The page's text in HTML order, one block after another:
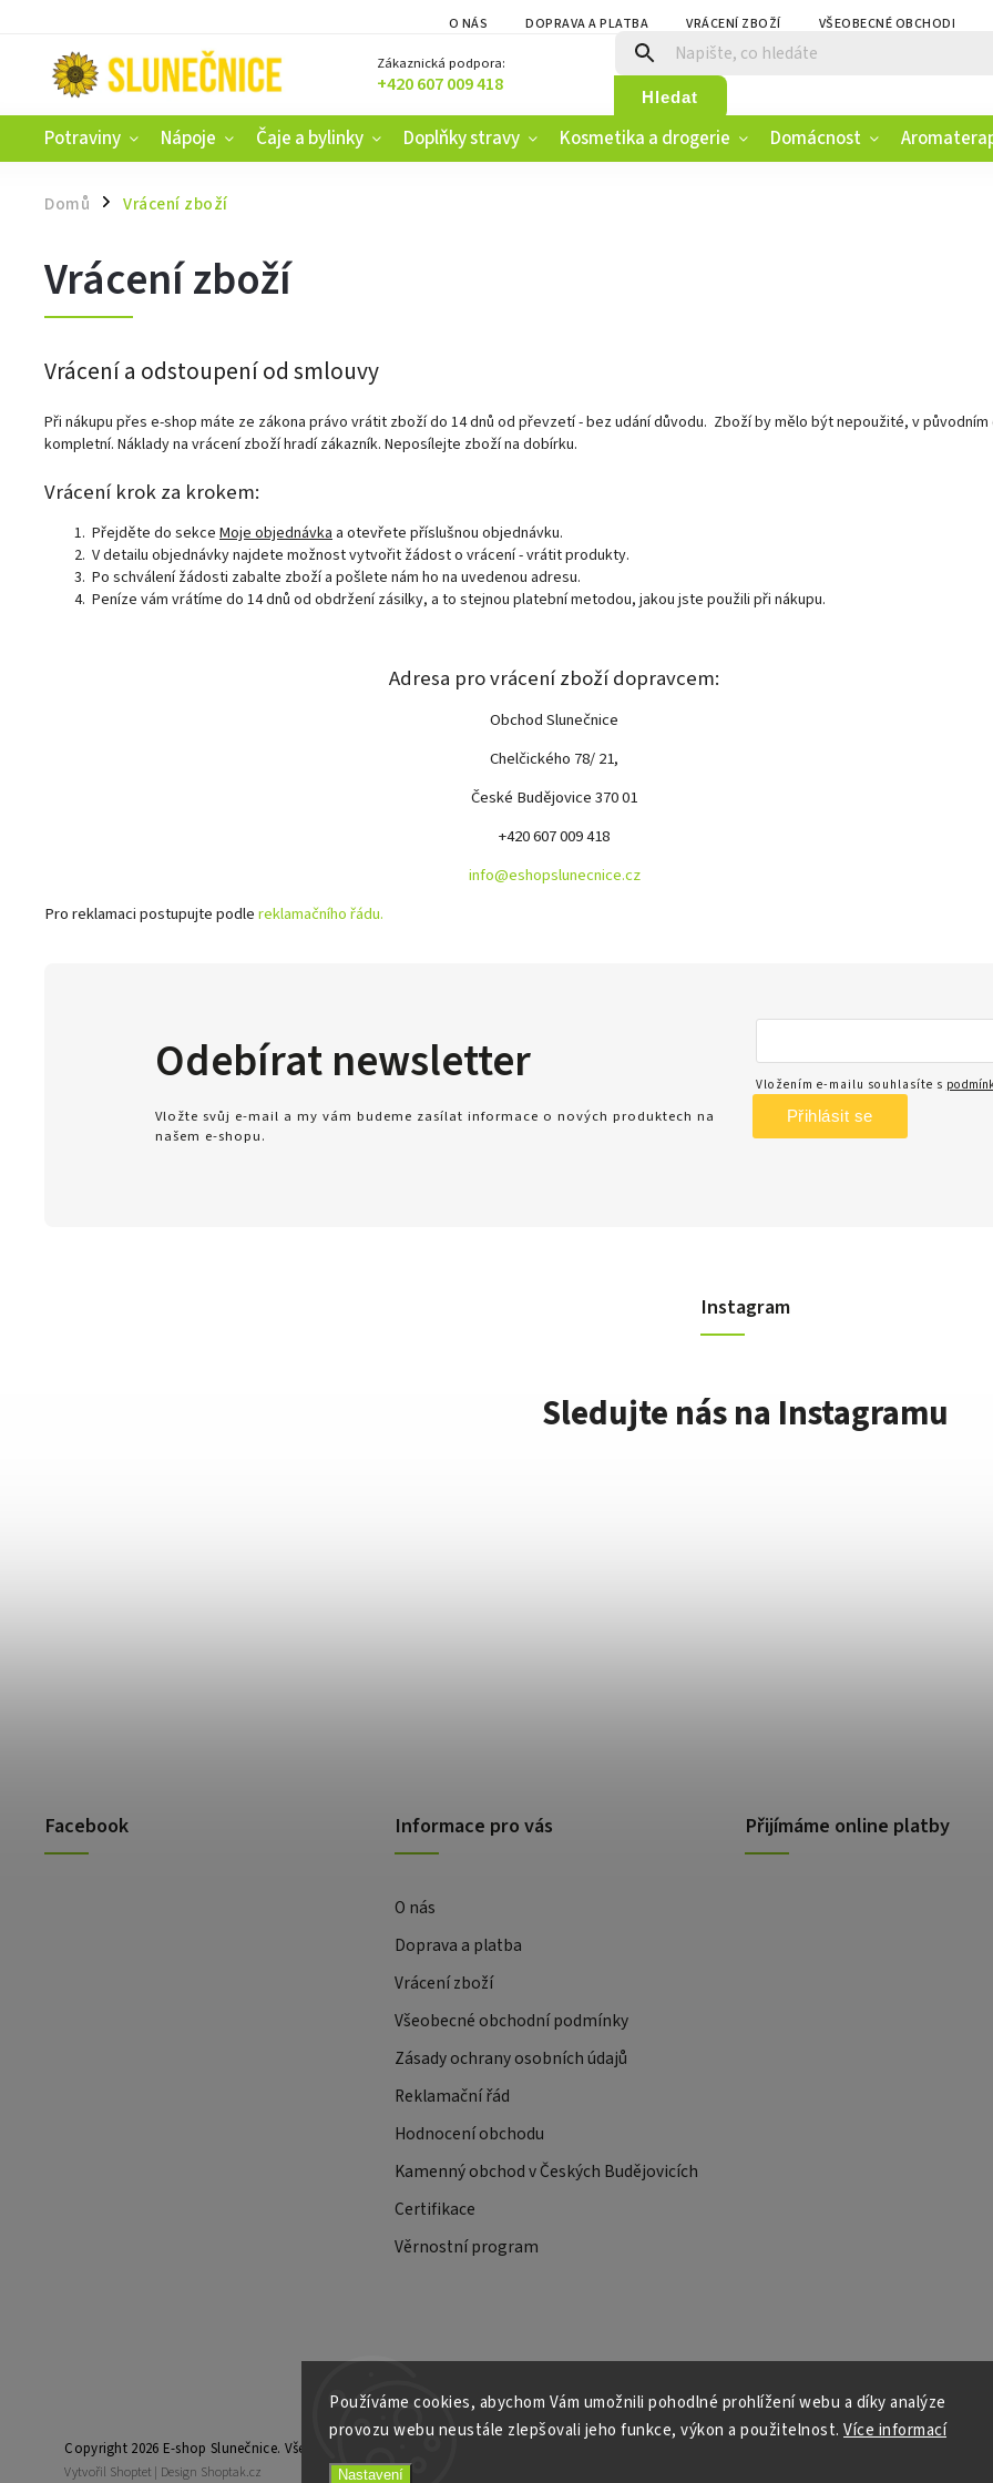
Používáme cookies, abychom Vám umožnili pohodlné prohlížení webu a díky analýze
provozu webu neustále zlepšovali jeho funkce, výkon a použitelnost. Více informací
Nastavení
O NÁS DOPRAVA A PLATBA VRÁCENÍ ZBOŽÍ VŠEOBECNÉ OBCHODNÍ
Zákaznická podpora:
+420 607 009 418 Hledat
Potraviny Nápoje Čaje a bylinky Doplňky stravy Kosmetika a drogerie Domácnost
Domů / Vrácení zboží
Vrácení zboží
Vrácení a odstoupení od smlouvy
Při nákupu přes e-shop máte ze zákona právo vrátit zboží do 14 dnů od převzetí - bez udání důvodu. Zboží by mělo být nepoužité, v původním
kompletní. Náklady na vrácení zboží hradí zákazník. Neposílejte zboží na dobírku.
Vrácení krok za krokem:
Přejděte do sekce Moje objednávka a otevřete příslušnou objednávku.
V detailu objednávky najdete možnost vytvořit žádost o vrácení - vrátit produkty.
Po schválení žádosti zabalte zboží a pošlete nám ho na uvedenou adresu.
Peníze vám vrátíme do 14 dnů od obdržení zásilky, a to stejnou platební metodou, jakou jste použili při nákupu.
Adresa pro vrácení zboží dopravcem:
Obchod Slunečnice
Chelčického 78/ 21,
České Budějovice370 01
+420 607 009 418
info@eshopslunecnice.cz
Pro reklamaci postupujte podlereklamačního řádu.
Instagram
Sledujte nás na Instagramu
Odebírat newsletter
Vložte svůj e-mail a my vám budeme zasílat informace o nových produktech na
našem e-shopu.
Vložením e-mailu souhlasíte s
Přihlásit se
Facebook Informace pro vás
O nás
Doprava a platba
Vrácení zboží
Všeobecné obchodní podmínky
Zásady ochrany osobních údajů
Reklamační řád
Hodnocení obchodu
Kamenný obchod v Českých Budějovicích
Certifikace
Věrnostní program
Přijímáme online platby
Copyright 2026 E-shop Slunečnice. Všechna práva vyhrazena.
Vytvořil Shoptet | Design Shoptak.cz